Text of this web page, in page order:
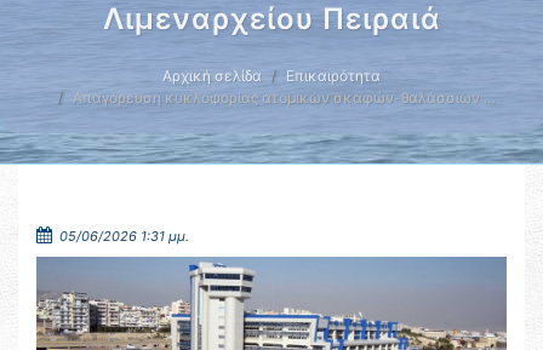
Λιμεναρχείου Πειραιά
Αρχική σελίδα
Επικαιρότητα
Απαγόρευση κυκλοφορίας ατομικών σκαφών-θαλάσσιων …
05/06/2026 1:31 μμ.